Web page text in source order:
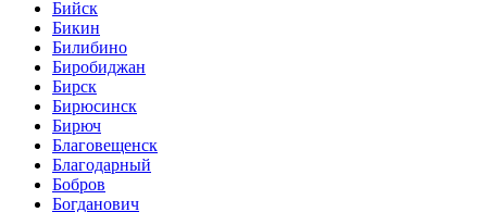
Бийск
Бикин
Билибино
Биробиджан
Бирск
Бирюсинск
Бирюч
Благовещенск
Благодарный
Бобров
Богданович